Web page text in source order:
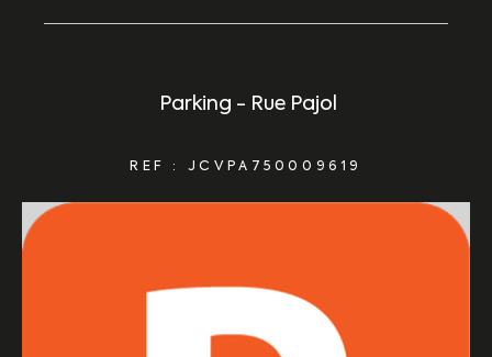
Parking - Rue Pajol
REF : JCVPA750009619